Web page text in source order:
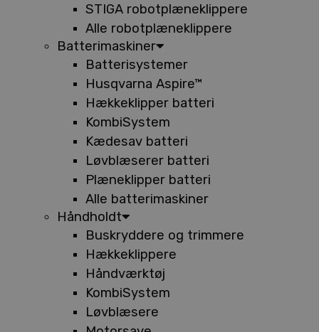
STIGA robotplæneklippere
Alle robotplæneklippere
Batterimaskiner
Batterisystemer
Husqvarna Aspire™
Hækkeklipper batteri
KombiSystem
Kædesav batteri
Løvblæserer batteri
Plæneklipper batteri
Alle batterimaskiner
Håndholdt
Buskryddere og trimmere
Hækkeklippere
Håndværktøj
KombiSystem
Løvblæsere